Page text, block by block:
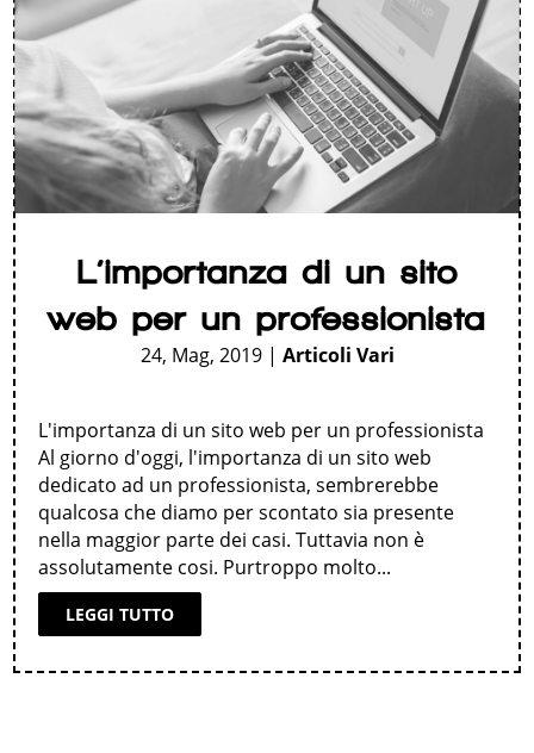
L’importanza di un sito
web per un professionista
24, Mag, 2019| Articoli Vari
L'importanza di un sito web per un professionista
Al giorno d'oggi, l'importanza di un sito web
dedicato ad un professionista, sembrerebbe
qualcosa che diamo per scontato sia presente
nella maggior parte dei casi. Tuttavia non è
assolutamente cosi. Purtroppo molto...
LEGGI TUTTO